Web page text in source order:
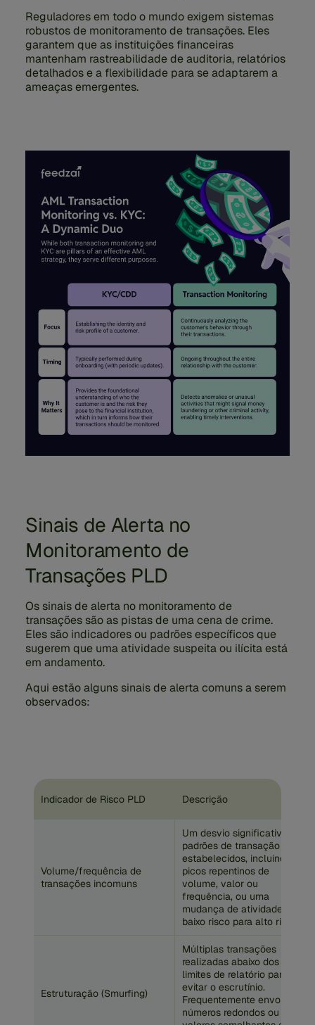
Reguladores em todo o mundo exigem sistemas
robustos de monitoramento de transações. Eles
garantem que as instituições financeiras
mantenham rastreabilidade de auditoria, relatórios
detalhados e a flexibilidade para se adaptarem a
ameaças emergentes.
Sinais de Alerta no
Monitoramento de
Transações PLD
Os sinais de alerta no monitoramento de
transações são as pistas de uma cena de crime.
Eles são indicadores ou padrões específicos que
sugerem que uma atividade suspeita ou ilícita está
em andamento.
Aqui estão alguns sinais de alerta comuns a serem
observados:
Indicador de Risco PLD Descrição
Volume/frequência de
transações incomuns
Um desvio significativo dos
padrões de transação
estabelecidos, incluindo
picos repentinos de
volume, valor ou
frequência, ou uma
mudança de atividade de
baixo risco para alto risco.
Estruturação (Smurfing)
Múltiplas transações
realizadas abaixo dos
limites de relatório para
evitar o escrutínio.
Frequentemente envolve
números redondos ou